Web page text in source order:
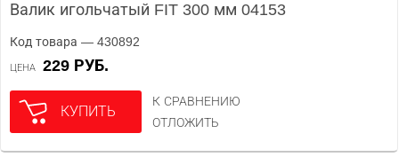
Валик игольчатый FIT 300 мм 04153
Код товара — 430892
ЦЕНА 229 РУБ.
КУПИТЬ
К СРАВНЕНИЮ
ОТЛОЖИТЬ